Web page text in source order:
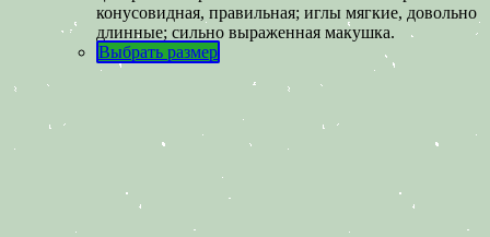
конусовидная, правильная; иглы мягкие, довольно
длинные; сильно выраженная макушка.
Выбрать размер